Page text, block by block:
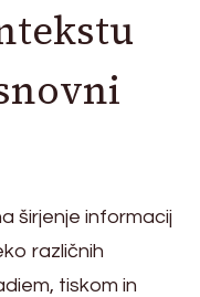
širjenje informacij
različnih
tiskom in